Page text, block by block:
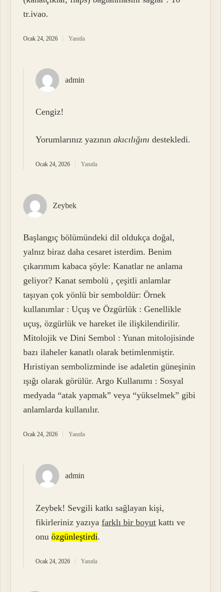
tr.ivao.
Ocak 24, 2026 Yanıtla
admin
Cengiz!
Yorumlarınız yazınınakıcılığını destekledi.
Ocak 24, 2026 Yanıtla
Zeybek
Başlangıç bölümündeki dil oldukça doğal,
yalnız biraz daha cesaret isterdim. Benim
çıkarımım kabaca şöyle: Kanatlar ne anlama
geliyor? Kanat sembolü , çeşitli anlamlar
taşıyan çok yönlü bir semboldür: Örnek
kullanımlar : Uçuş ve Özgürlük : Genellikle
uçuş, özgürlük ve hareket ile ilişkilendirilir.
Mitolojik ve Dini Sembol : Yunan mitolojisinde
bazı ilaheler kanatlı olarak betimlenmiştir.
Hıristiyan sembolizminde ise adaletin güneşinin
ışığı olarak görülür. Argo Kullanımı : Sosyal
medyada “atak yapmak” veya “yükselmek” gibi
anlamlarda kullanılır.
Ocak 24, 2026 Yanıtla
admin
Zeybek! Sevgili katkı sağlayan kişi,
fikirleriniz yazıyafarklı bir boyut kattı ve
onuözgünleştirdi.
Ocak 24, 2026 Yanıtla